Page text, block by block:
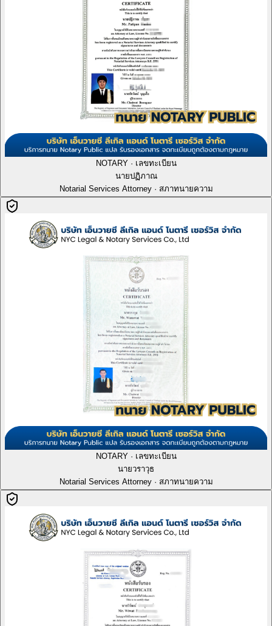
NOTARY · เลขทะเบียน
นายปฏิภาณ
Notarial Services Attorney · สภาทนายความ
NOTARY · เลขทะเบียน
นายวราวุธ
Notarial Services Attorney · สภาทนายความ